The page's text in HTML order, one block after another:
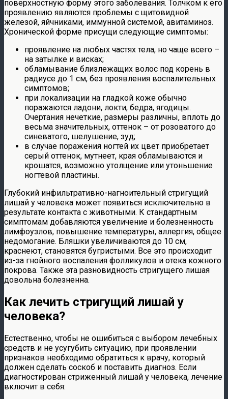
поверхностную форму этого заболевания. Толчком к его
проявлению являются проблемы с щитовидной
железой, яйчниками, иммунной системой, авитаминоз.
Хронической форме присущи следующие симптомы:
проявление на любых частях тела, но чаще всего –
на затылке и висках;
обламывание близлежащих волос под корень в
радиусе до 1 см, без проявления воспалительных
симптомов;
при локализации на гладкой коже обычно
поражаются ладони, локти, бедра, ягодицы.
Очертания нечеткие, размеры различны, вплоть до
весьма значительных, оттенок – от розоватого до
синеватого, шелушение, зуд;
в случае поражения ногтей их цвет приобретает
серый оттенок, мутнеет, края обламываются и
крошатся, возможно утолщение или утоньшение
ногтевой пластины.
Глубокий инфильтративно-нагноительный стригущий
лишай у человека может появиться исключительно в
результате контакта с животными. К стандартным
симптомам добавляются увеличение и болезненность
лимфоузлов, повышение температуры, аллергия, общее
недомогание. Бляшки увеличиваются до 10 см,
краснеют, становятся бугристыми. Все это происходит
из-за гнойного воспаления фолликулов и отека кожного
покрова. Также эта разновидность стригущего лишая
довольна болезненна.
Как лечить стригущий лишай у
человека?
Естественно, чтобы не ошибиться с выбором лечебных
средств и не усугубить ситуацию, при проявлении
признаков необходимо обратиться к врачу, который
должен сделать соскоб и поставить диагноз. Если
диагностирован стриженный лишай у человека, лечение
включит в себя: